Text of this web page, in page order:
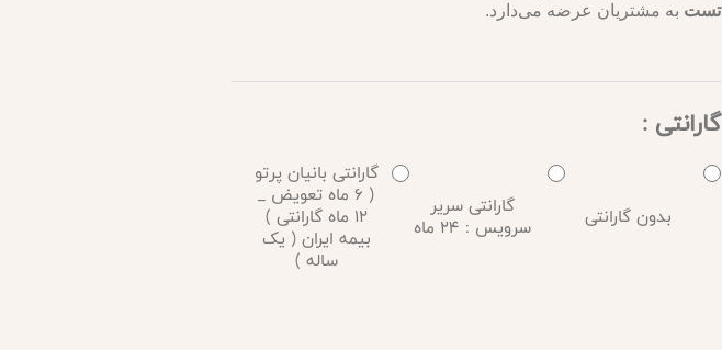
تست به مشتریان عرضه می‌دارد.
گارانتی :
بدون گارانتی گارانتی سریر
سرویس : 24 ماه
گارانتی بانیان پرتو
( 6 ماه تعویض _
12 ماه گارانتی )
بیمه ایران ( یک
ساله )